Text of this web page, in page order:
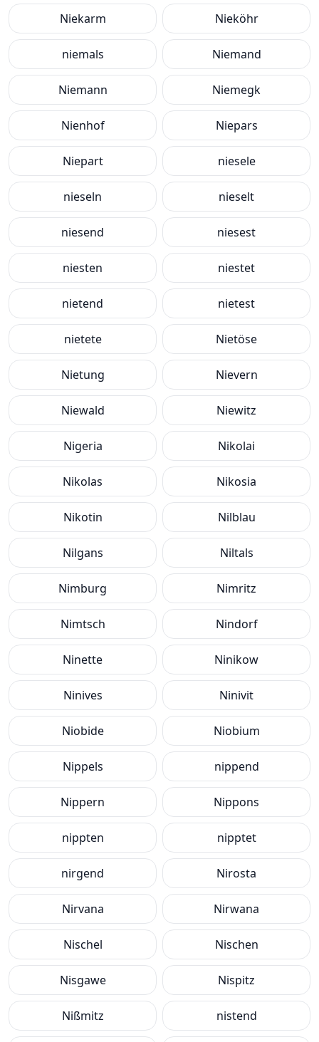
Niekarm Nieköhr
niemals Niemand
Niemann Niemegk
Nienhof Niepars
Niepart niesele
nieseln nieselt
niesend niesest
niesten niestet
nietend nietest
nietete Nietöse
Nietung Nievern
Niewald Niewitz
Nigeria Nikolai
Nikolas Nikosia
Nikotin Nilblau
Nilgans Niltals
Nimburg Nimritz
Nimtsch Nindorf
Ninette Ninikow
Ninives Ninivit
Niobide Niobium
Nippels nippend
Nippern Nippons
nippten nipptet
nirgend Nirosta
Nirvana Nirwana
Nischel Nischen
Nisgawe Nispitz
Nißmitz nistend